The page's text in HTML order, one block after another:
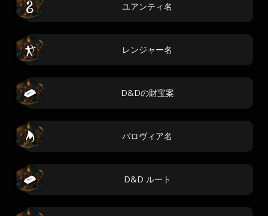
ユアンティ名
レンジャー名
D&Dの財宝案
バロヴィア名
D&D ルート